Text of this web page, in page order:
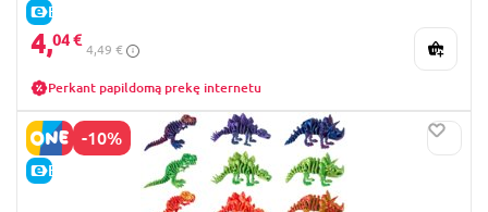
E-KAINA
4,04 €
4,49 €
Perkant papildomą prekę internetu
-10%
E-KAINA